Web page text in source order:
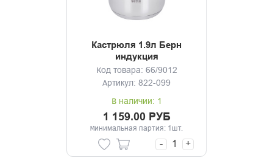
Кастрюля 1.9л Берн
индукция
Код товара: 66/9012
Артикул: 822-099
В наличии: 1
1 159.00 РУБ
Минимальная партия: 1шт.
- +